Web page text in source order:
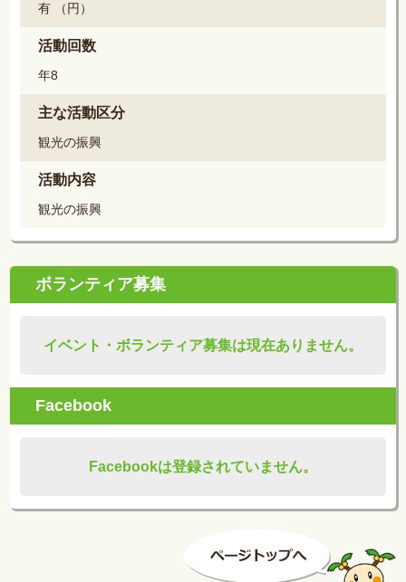
有 （円）
活動回数
年8
主な活動区分
観光の振興
活動内容
観光の振興
ボランティア募集
イベント・ボランティア募集は現在ありません。
Facebook
Facebookは登録されていません。